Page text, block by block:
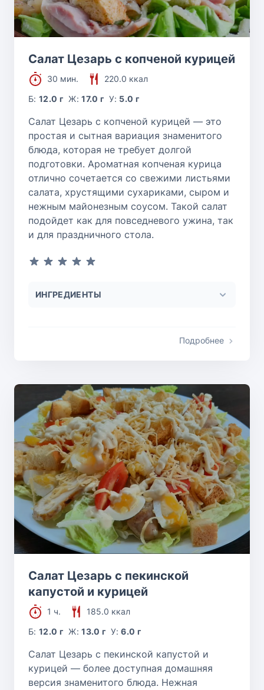
Салат Цезарь с копченой курицей
30 мин.
220.0 ккал
Б:12.0 г Ж:17.0 г У: 5.0 г
Салат Цезарь с копченой курицей — это
простая и сытная вариация знаменитого
блюда, которая не требует долгой
подготовки. Ароматная копченая курица
отлично сочетается со свежими листьями
салата, хрустящими сухариками, сыром и
нежным майонезным соусом. Такой салат
подойдет как для повседневого ужина, так
и для праздничного стола.
ИНГРЕДИЕНТЫ
Подробнее
Салат Цезарь с пекинской
капустой и курицей
1 ч.
185.0 ккал
Б:12.0 г Ж:13.0 г У:6.0 г
Салат Цезарь с пекинской капустой и
курицей — более доступная домашняя
версия знаменитого блюда. Нежная